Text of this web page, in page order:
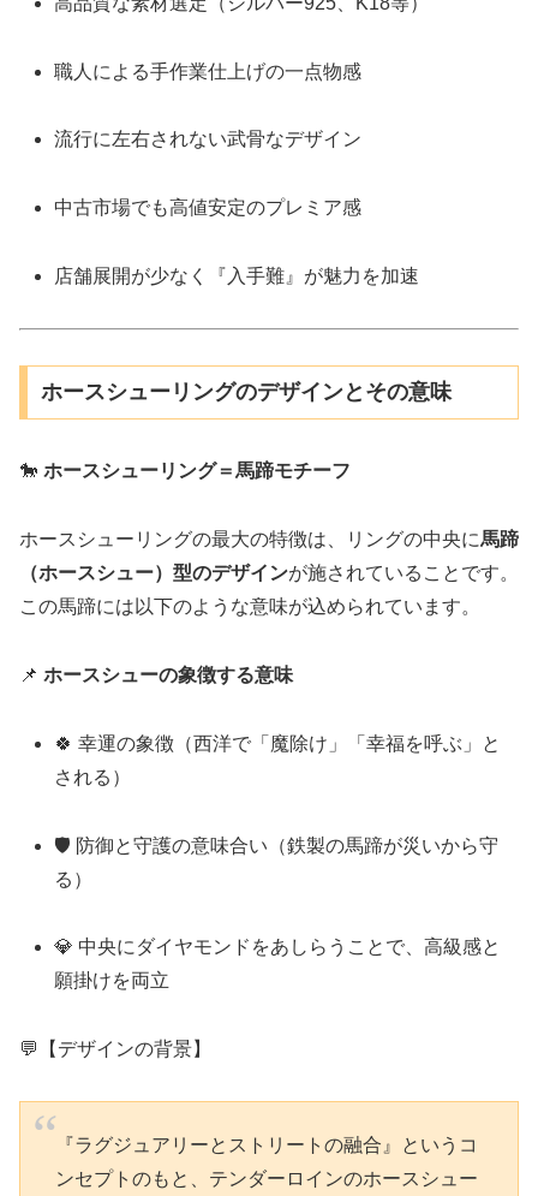
職人による手作業仕上げの一点物感
流行に左右されない武骨なデザイン
中古市場でも高値安定のプレミア感
店舗展開が少なく『入手難』が魅力を加速
ホースシューリングのデザインとその意味
🐎 ホースシューリング＝馬蹄モチーフ
ホースシューリングの最大の特徴は、リングの中央に馬蹄
（ホースシュー）型のデザインが施されていることです。
この馬蹄には以下のような意味が込められています。
📌 ホースシューの象徴する意味
🍀 幸運の象徴（西洋で「魔除け」「幸福を呼ぶ」と
される）
🛡 防御と守護の意味合い（鉄製の馬蹄が災いから守
る）
💎 中央にダイヤモンドをあしらうことで、高級感と
願掛けを両立
💬【デザインの背景】
『ラグジュアリーとストリートの融合』というコ
ンセプトのもと、テンダーロインのホースシュー